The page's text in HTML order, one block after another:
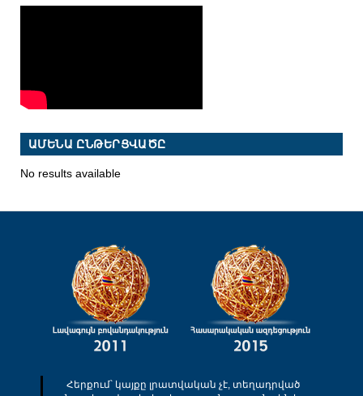
ԱՄԵՆԱ ԸՆԹԵՐՑՎԱԾԸ
No results available
Հերքում՝ կայքը լրատվական չէ, տեղադրված